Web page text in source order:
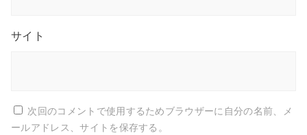
サイト
次回のコメントで使用するためブラウザーに自分の名前、メ
ールアドレス、サイトを保存する。